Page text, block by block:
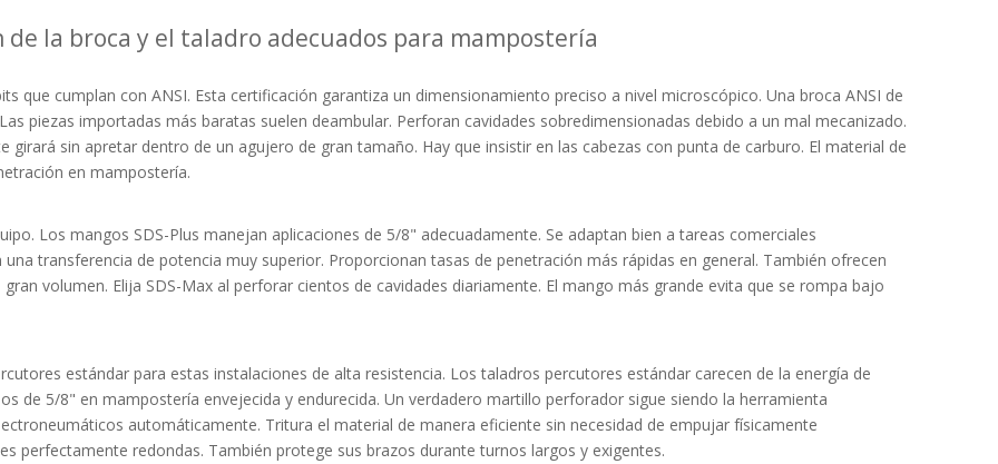
la broca y el taladro adecuados para mampostería
que cumplan con ANSI. Esta certificación garantiza un dimensionamiento preciso a nivel microscópico. Una broca ANSI de
piezas importadas más baratas suelen deambular. Perforan cavidades sobredimensionadas debido a un mal mecanizado.
girará sin apretar dentro de un agujero de gran tamaño. Hay que insistir en las cabezas con punta de carburo. El material de
en mampostería.
Los mangos SDS-Plus manejan aplicaciones de 5/8" adecuadamente. Se adaptan bien a tareas comerciales
transferencia de potencia muy superior. Proporcionan tasas de penetración más rápidas en general. También ofrecen
volumen. Elija SDS-Max al perforar cientos de cavidades diariamente. El mango más grande evita que se rompa bajo
estándar para estas instalaciones de alta resistencia. Los taladros percutores estándar carecen de la energía de
de 5/8" en mampostería envejecida y endurecida. Un verdadero martillo perforador sigue siendo la herramienta
automáticamente. Tritura el material de manera eficiente sin necesidad de empujar físicamente
perfectamente redondas. También protege sus brazos durante turnos largos y exigentes.